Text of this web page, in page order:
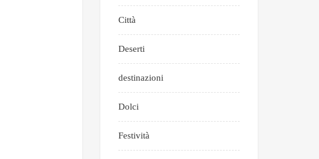
Città
Deserti
destinazioni
Dolci
Festività